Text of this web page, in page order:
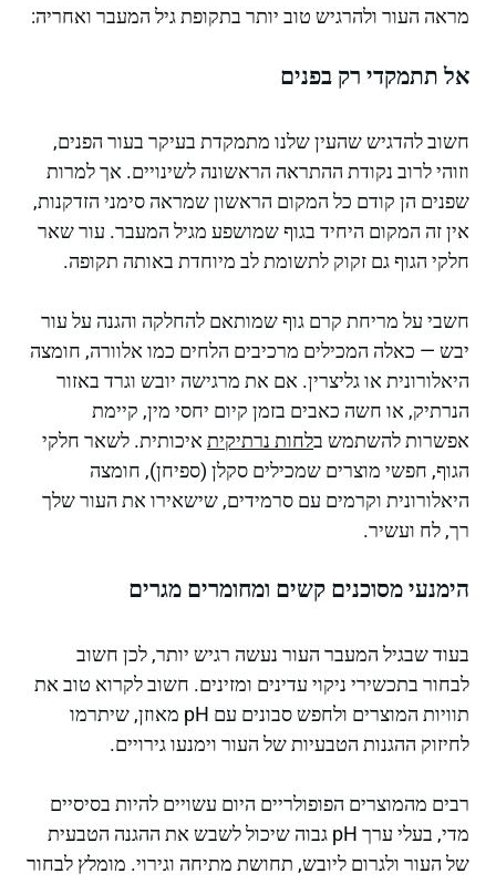
מראה העור ולהרגיש טוב יותר בתקופת גיל המעבר ואחריה:
אל תתמקדי רק בפנים
חשוב להדגיש שהעין שלנו מתמקדת בעיקר בעור הפנים,
וזוהי לרוב נקודת ההתראה הראשונה לשינויים. אך למרות
שפנים הן קודם כל המקום הראשון שמראה סימני הזדקנות,
אין זה המקום היחיד בגוף שמושפע מגיל המעבר. עור שאר
חלקי הגוף גם זקוק לתשומת לב מיוחדת באותה תקופה.
חשבי על מריחת קרם גוף שמותאם להחלקה והגנה על עור
יבש — כאלה המכילים מרכיבים הלחים כמו אלוורה, חומצה
היאלורונית או גליצרין. אם את מרגישה יובש וגרד באזור
הנרתיק, או חשה כאבים בזמן קיום יחסי מין, קיימת
אפשרות להשתמש בלחות נרתיקית איכותית. לשאר חלקי
הגוף, חפשי מוצרים שמכילים סקלן (ספיחן), חומצה
היאלורונית וקרמים עם סרמידים, שישאירו את העור שלך
רך, לח ועשיר.
הימנעי מסוכנים קשים ומחומרים מגרים
בעוד שבגיל המעבר העור נעשה רגיש יותר, לכן חשוב
לבחור בתכשירי ניקוי עדינים ומזינים. חשוב לקרוא טוב את
תוויות המוצרים ולחפש סבונים עם pH מאוזן, שיתרמו
לחיזוק ההגנות הטבעיות של העור וימנעו גירויים.
רבים מהמוצרים הפופולריים היום עשויים להיות בסיסיים
מדי, בעלי ערך pH גבוה שיכול לשבש את ההגנה הטבעית
של העור ולגרום ליובש, תחושת מתיחה וגירוי. מומלץ לבחור